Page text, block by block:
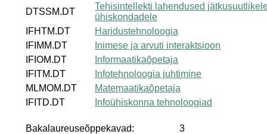
DTSSM.DT
Tehisintellekti lahendused
ühiskondadele
IFHTM.DT
Haridustehnoloogia
IFIMM.DT
Inimese ja arvuti interaktsioon
IFIOM.DT
Informaatikaõpetaja
IFITM.DT
Infotehnoloogia juhtimine
MLMOM.DT
Matemaatikaõpetaja
IFITD.DT
Infoühiskonna tehnoloogiad
Bakalaureuseõppekavad:
3